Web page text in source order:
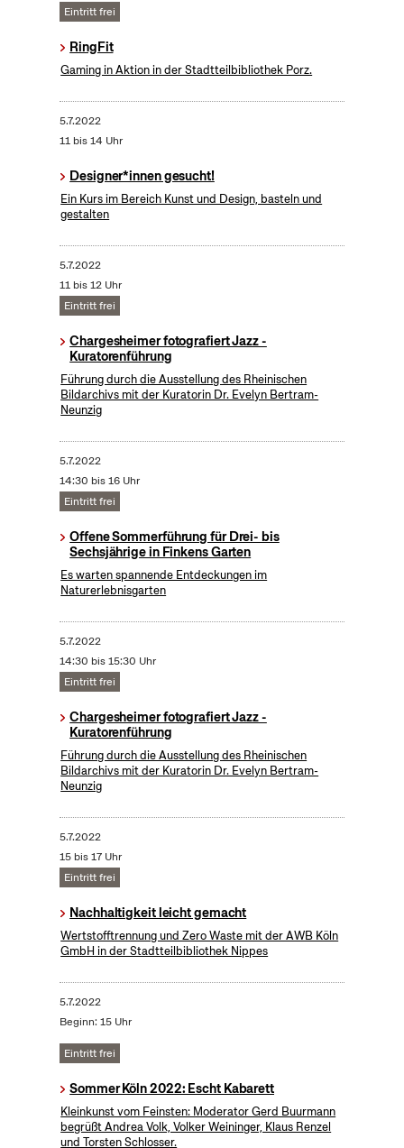
Eintritt frei
RingFit
Gaming in Aktion in der Stadtteilbibliothek Porz.
5.7.2022
11 bis 14 Uhr
Designer*innen gesucht!
Ein Kurs im Bereich Kunst und Design, basteln und
gestalten
5.7.2022
11 bis 12 Uhr
Eintritt frei
Chargesheimer fotografiert Jazz -
Kuratorenführung
Führung durch die Ausstellung des Rheinischen
Bildarchivs mit der Kuratorin Dr. Evelyn Bertram-
Neunzig
5.7.2022
14:30 bis 16 Uhr
Eintritt frei
Offene Sommerführung für Drei- bis
Sechsjährige in Finkens Garten
Es warten spannende Entdeckungen im
Naturerlebnisgarten
5.7.2022
14:30 bis 15:30 Uhr
Eintritt frei
Chargesheimer fotografiert Jazz -
Kuratorenführung
Führung durch die Ausstellung des Rheinischen
Bildarchivs mit der Kuratorin Dr. Evelyn Bertram-
Neunzig
5.7.2022
15 bis 17 Uhr
Eintritt frei
Nachhaltigkeit leicht gemacht
Wertstofftrennung und Zero Waste mit der AWB Köln
GmbH in der Stadtteilbibliothek Nippes
5.7.2022
Beginn: 15 Uhr
Eintritt frei
Sommer Köln 2022: Escht Kabarett
Kleinkunst vom Feinsten: Moderator Gerd Buurmann
begrüßt Andrea Volk, Volker Weininger, Klaus Renzel
und Torsten Schlosser.